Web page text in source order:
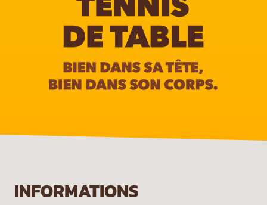
INFORMATIONS